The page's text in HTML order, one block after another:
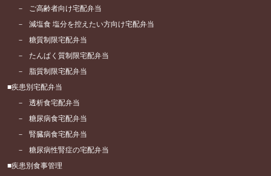
ご高齢者向け宅配弁当
減塩食 塩分を控えたい方向け宅配弁当
糖質制限宅配弁当
たんぱく質制限宅配弁当
脂質制限宅配弁当
疾患別宅配弁当
透析食宅配弁当
糖尿病食宅配弁当
腎臓病食宅配弁当
糖尿病性腎症の宅配弁当
疾患別食事管理